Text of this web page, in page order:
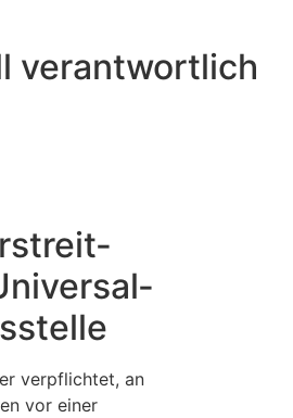
verantwortlich
verpflichtet, an
vor einer